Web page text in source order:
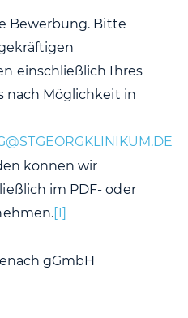
Bewerbung. Bitte
einschließlich Ihres
nach Möglichkeit in
können wir
im PDF- oder
[1]
gGmbH